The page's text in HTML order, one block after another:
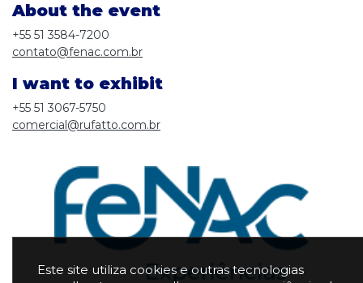
About the event
+55 51 3584-7200
contato@fenac.com.br
I want to exhibit
+55 51 3067-5750
comercial@rufatto.com.br
Este site utiliza cookies e outras tecnologias